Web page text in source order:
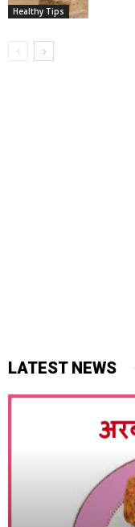
Healthy Tips
LATEST NEWS